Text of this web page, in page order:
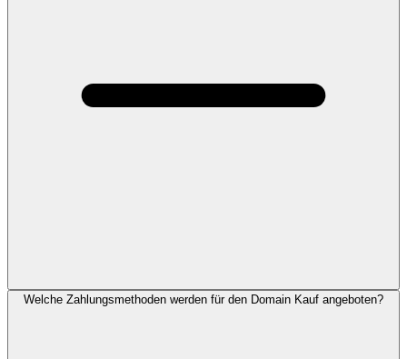
Welche Zahlungsmethoden werden für den Domain Kauf angeboten?